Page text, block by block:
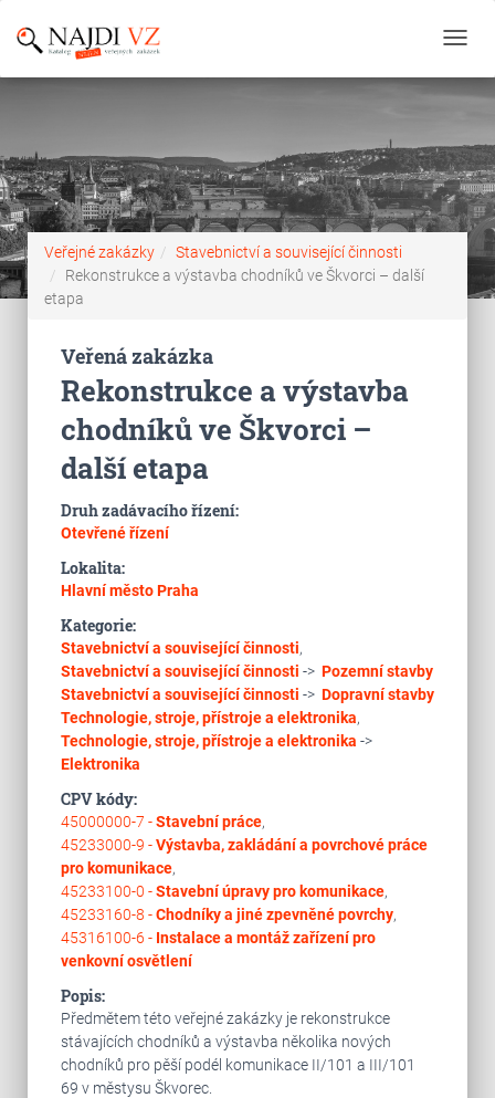
Veřejné zakázky
Stavebnictví a související činnosti
Rekonstrukce a výstavba chodníků ve Škvorci – další
etapa
Veřená zakázka
Rekonstrukce a výstavba
chodníků ve Škvorci –
další etapa
Druh zadávacího řízení:
Otevřené řízení
Lokalita:
Hlavní město Praha
Kategorie:
Stavebnictví a související činnosti,
Stavebnictví a související činnosti -> Pozemní stavby
Stavebnictví a související činnosti -> Dopravní stavby
Technologie, stroje, přístroje a elektronika,
Technologie, stroje, přístroje a elektronika ->
Elektronika
CPV kódy:
45000000-7 -Stavební práce,
45233000-9 -Výstavba, zakládání a povrchové práce
pro komunikace,
45233100-0 -Stavební úpravy pro komunikace,
45233160-8 -Chodníky a jiné zpevněné povrchy,
45316100-6 - Instalace a montáž zařízení pro
venkovní osvětlení
Popis:
Předmětem této veřejné zakázky je rekonstrukce
stávajících chodníků a výstavba několika nových
chodníků pro pěší podél komunikace II/101 a III/101
69 v městysu Škvorec.